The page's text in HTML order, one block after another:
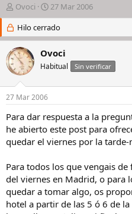
I
n
c
i
a
d
o
d
e
l
h
i
o
Ovoci
F
e
c
h
d
e
i
c
i
o
27 Mar 2006
Hilo cerrado
Ovoci
Habitual Sin verificar
27 Mar 2006
Para dar respuesta a la
he abierto este post para
quedar el viernes por la tarde-
Para todos los que vengais
del viernes en Madrid, o para
quedar a tomar algo, os
hotel a partir de las 5 ó 6 de